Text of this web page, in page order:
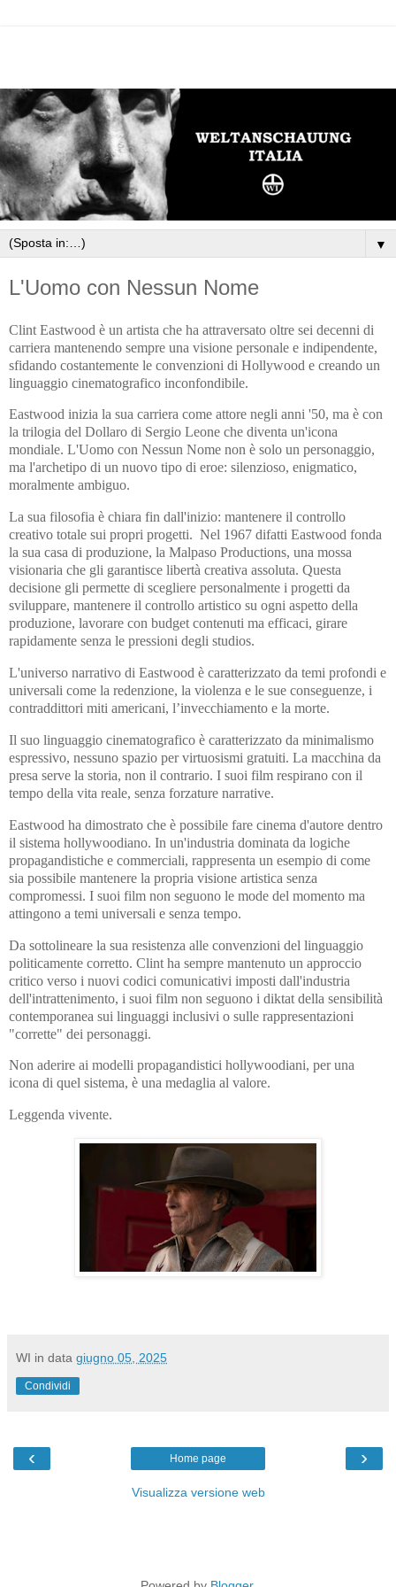
▼
L'Uomo con Nessun Nome
Clint Eastwood è un artista che ha attraversato oltre sei decenni di
carriera mantenendo sempre una visione personale e indipendente,
sfidando costantemente le convenzioni di Hollywood e creando un
linguaggio cinematografico inconfondibile.
Eastwood inizia la sua carriera come attore negli anni '50, ma è con
la trilogia del Dollaro di Sergio Leone che diventa un'icona
mondiale. L'Uomo con Nessun Nome non è solo un personaggio,
ma l'archetipo di un nuovo tipo di eroe: silenzioso, enigmatico,
moralmente ambiguo.
La sua filosofia è chiara fin dall'inizio: mantenere il controllo
creativo totale sui propri progetti. Nel 1967 difatti Eastwood fonda
la sua casa di produzione, la Malpaso Productions, una mossa
visionaria che gli garantisce libertà creativa assoluta. Questa
decisione gli permette di scegliere personalmente i progetti da
sviluppare, mantenere il controllo artistico su ogni aspetto della
produzione, lavorare con budget contenuti ma efficaci, girare
rapidamente senza le pressioni degli studios.
L'universo narrativo di Eastwood è caratterizzato da temi profondi e
universali come la redenzione, la violenza e le sue conseguenze, i
contraddittori miti americani, l’invecchiamento e la morte.
Il suo linguaggio cinematografico è caratterizzato da minimalismo
espressivo, nessuno spazio per virtuosismi gratuiti. La macchina da
presa serve la storia, non il contrario. I suoi film respirano con il
tempo della vita reale, senza forzature narrative.
Eastwood ha dimostrato che è possibile fare cinema d'autore dentro
il sistema hollywoodiano. In un'industria dominata da logiche
propagandistiche e commerciali, rappresenta un esempio di come
sia possibile mantenere la propria visione artistica senza
compromessi. I suoi film non seguono le mode del momento ma
attingono a temi universali e senza tempo.
Da sottolineare la sua resistenza alle convenzioni del linguaggio
politicamente corretto. Clint ha sempre mantenuto un approccio
critico verso i nuovi codici comunicativi imposti dall'industria
dell'intrattenimento, i suoi film non seguono i diktat della sensibilità
contemporanea sui linguaggi inclusivi o sulle rappresentazioni
"corrette" dei personaggi.
Non aderire ai modelli propagandistici hollywoodiani, per una
icona di quel sistema, è una medaglia al valore.
Leggenda vivente.
WI in data giugno 05, 2025
Condividi
‹ ›
Home page
Visualizza versione web